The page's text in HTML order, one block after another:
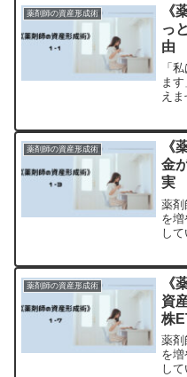
薬剤師の資産形成術
《
っ
由
「
ま
え
と
く
薬剤師の資産形成術
《
金
実
薬剤
を
し
の
す
薬剤師の資産形成術
《
資
株
薬剤
を
し